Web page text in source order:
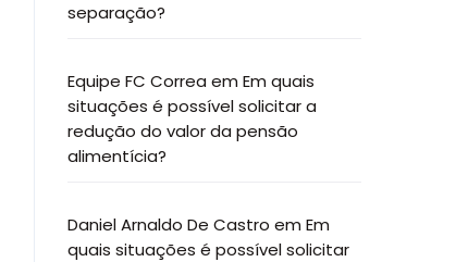
separação?
Equipe FC Correa em Em quais
situações é possível solicitar a
redução do valor da pensão
alimentícia?
Daniel Arnaldo De Castro em Em
quais situações é possível solicitar